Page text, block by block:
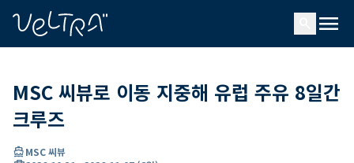
menu
MSC 씨뷰로 이동 지중해 유럽 주유 8일간
크루즈
directions_boatMSC 씨뷰